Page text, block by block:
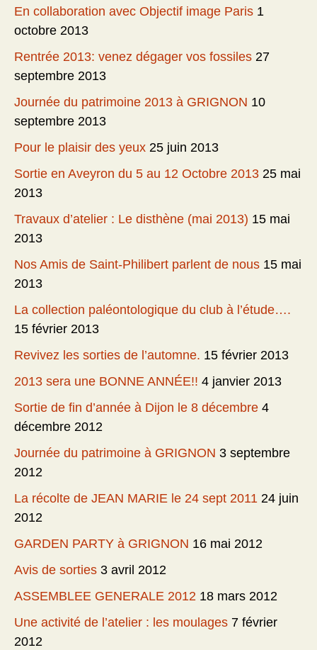
En collaboration avec Objectif image Paris 1
octobre 2013
Rentrée 2013: venez dégager vos fossiles 27
septembre 2013
Journée du patrimoine 2013 à GRIGNON 10
septembre 2013
Pour le plaisir des yeux 25 juin 2013
Sortie en Aveyron du 5 au 12 Octobre 2013 25 mai
2013
Travaux d’atelier : Le disthène (mai 2013) 15 mai
2013
Nos Amis de Saint-Philibert parlent de nous 15 mai
2013
La collection paléontologique du club à l’étude….
15 février 2013
Revivez les sorties de l’automne. 15 février 2013
2013 sera une BONNE ANNÉE!! 4 janvier 2013
Sortie de fin d’année à Dijon le 8 décembre 4
décembre 2012
Journée du patrimoine à GRIGNON 3 septembre
2012
La récolte de JEAN MARIE le 24 sept 2011 24 juin
2012
GARDEN PARTY à GRIGNON 16 mai 2012
Avis de sorties 3 avril 2012
ASSEMBLEE GENERALE 2012 18 mars 2012
Une activité de l’atelier : les moulages 7 février
2012